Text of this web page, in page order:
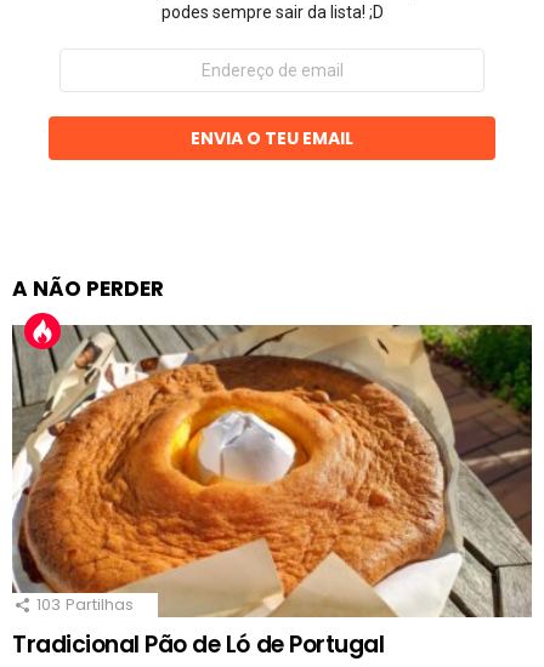
podes sempre sair da lista! ;D
Endereço
email
ENVIA O TEU EMAIL
A NÃO PERDER
103 Partilhas
Tradicional Pão de Ló de Portugal